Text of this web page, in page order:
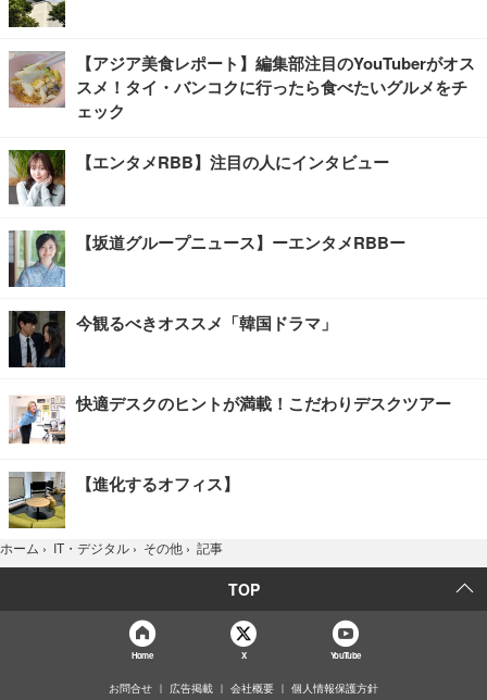
【アジア美食レポート】編集部注目のYouTuberがオス
スメ！タイ・バンコクに行ったら食べたいグルメをチ
ェック
【エンタメRBB】注目の人にインタビュー
【坂道グループニュース】ーエンタメRBBー
今観るべきオススメ「韓国ドラマ」
快適デスクのヒントが満載！こだわりデスクツアー
【進化するオフィス】
ホーム › IT・デジタル › その他 › 記事
TOP
Home X YouTube
お問合せ 広告掲載 会社概要 個人情報保護方針